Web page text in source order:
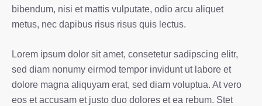
bibendum, nisi et mattis vulputate, odio arcu aliquet
metus, nec dapibus risus risus quis lectus.
Lorem ipsum dolor sit amet, consetetur sadipscing elitr,
sed diam nonumy eirmod tempor invidunt ut labore et
dolore magna aliquyam erat, sed diam voluptua. At vero
eos et accusam et justo duo dolores et ea rebum. Stet